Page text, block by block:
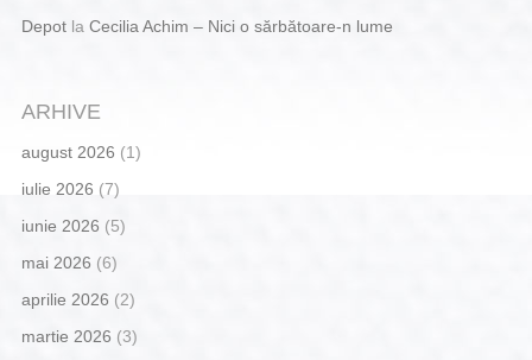
Depotla Cecilia Achim – Nici o sărbătoare-n lume
ARHIVE
august 2026 (1)
iulie 2026 (7)
iunie 2026 (5)
mai 2026 (6)
aprilie 2026 (2)
martie 2026 (3)